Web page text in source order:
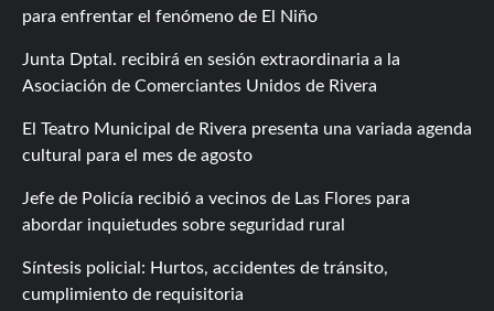
para enfrentar el fenómeno de El Niño
Junta Dptal. recibirá en sesión extraordinaria a la
Asociación de Comerciantes Unidos de Rivera
El Teatro Municipal de Rivera presenta una variada agenda
cultural para el mes de agosto
Jefe de Policía recibió a vecinos de Las Flores para
abordar inquietudes sobre seguridad rural
Síntesis policial: Hurtos, accidentes de tránsito,
cumplimiento de requisitoria